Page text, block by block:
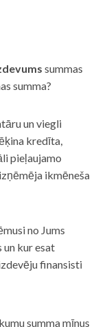
summas
summa?
un viegli
kredīta,
pieļaujamo
ikmēneša
no Jums
un kur esat
finansisti
summa mīnus